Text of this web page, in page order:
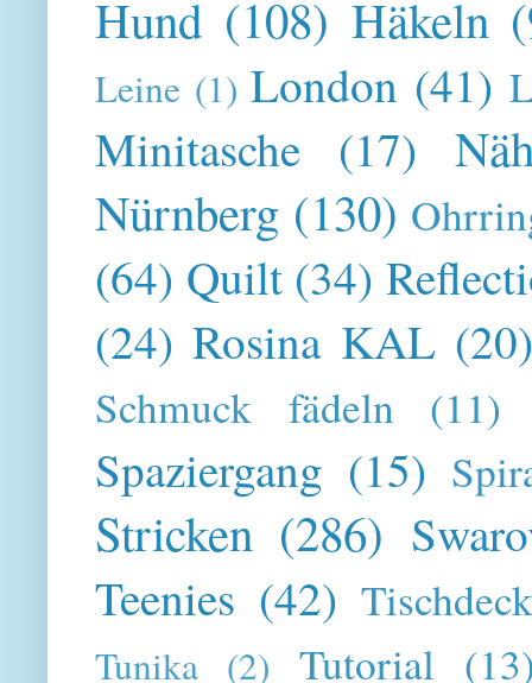
Hund (108) Häkeln
Leine (1) London (41)
Minitasche (17)
Nürnberg (130)
(64) Quilt (34)
(24) Rosina KAL
Schmuck fädeln (11)
Spaziergang (15)
Stricken (286)
Teenies (42)
Tunika (2) Tutorial